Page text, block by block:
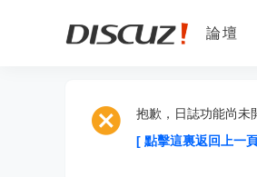
論壇
抱歉，日誌功能尚未
[ 點擊這裏返回上一